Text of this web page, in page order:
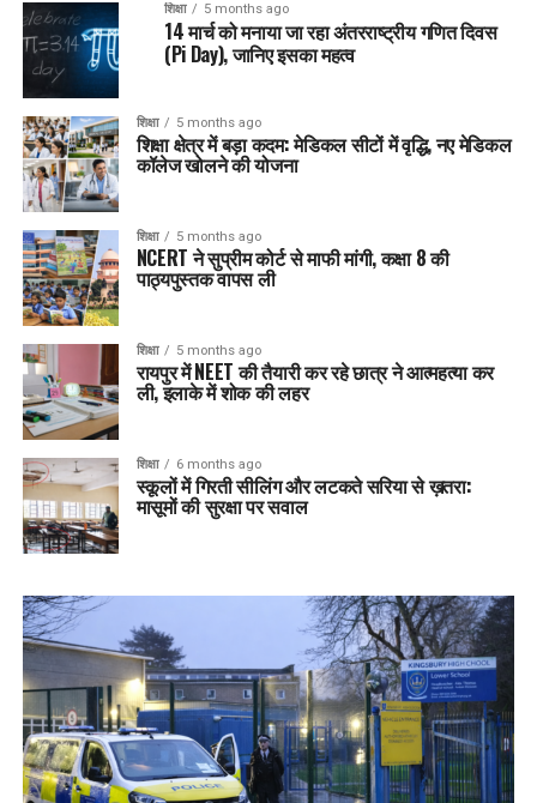
शिक्षा 5 months ago
14 मार्च को मनाया जा रहा अंतरराष्ट्रीय गणित दिवस
(Pi Day), जानिए इसका महत्व
शिक्षा 5 months ago
शिक्षा क्षेत्र में बड़ा कदम: मेडिकल सीटों में वृद्धि, नए मेडिकल
कॉलेज खोलने की योजना
शिक्षा 5 months ago
NCERT ने सुप्रीम कोर्ट से माफी मांगी, कक्षा 8 की
पाठ्यपुस्तक वापस ली
शिक्षा 5 months ago
रायपुर में NEET की तैयारी कर रहे छात्र ने आत्महत्या कर
ली, इलाके में शोक की लहर
शिक्षा 6 months ago
स्कूलों में गिरती सीलिंग और लटकते सरिया से ख़तरा:
मासूमों की सुरक्षा पर सवाल